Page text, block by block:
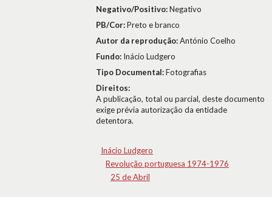
Negativo/Positivo:Negativo
PB/Cor:Preto e branco
Autor da reprodução:António Coelho
Fundo: Inácio Ludgero
Tipo Documental:Fotografias
Direitos:
A publicação, total ou parcial, deste documento
exige prévia autorização da entidade
detentora.
Inácio Ludgero
Revolução portuguesa 1974-1976
25 de Abril